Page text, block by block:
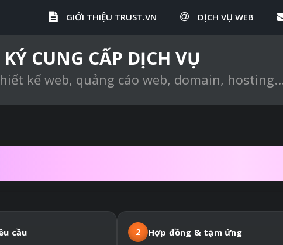
GIỚI THIỆU TRUST.VN DỊCH VỤ WEB
CUNG CẤP DỊCH VỤ
kế web, quảng cáo web, domain,
cầu 2 Hợp đồng & tạm ứng